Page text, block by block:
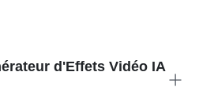
d'Effets Vidéo IA